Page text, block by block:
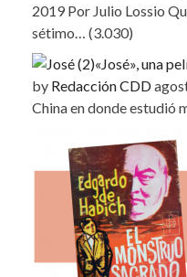
2019 Por Julio Lossio
sétimo…
(3.030)
«José», una
by Redacción CDD
China en donde estudió